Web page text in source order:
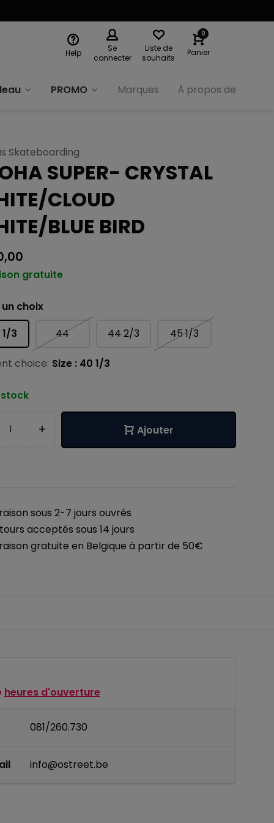
Help
Se
connecter
Liste de
souhaits
0
Panier
PROMO Marques À propos de nous
Skateboarding
SUPER- CRYSTAL
CLOUD
BLUE BIRD
gratuite
choix
3
44 44 2/3 45 1/3
choice: Size : 40 1/3
stock
+ Ajouter
sous 2-7 jours ouvrés
acceptés sous 14 jours
gratuite en Belgique à partir de 50€
heures d'ouverture
081/260.730
info@ostreet.be